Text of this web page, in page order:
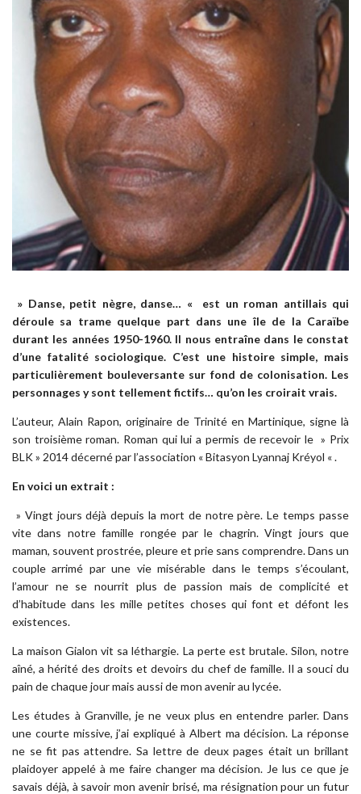
» Danse, petit nègre, danse… «
est un roman antillais qui
déroule sa trame quelque part dans une île de la Caraïbe
durant les années 1950-1960. Il nous entraîne dans le constat
d’une fatalité sociologique. C’est une histoire simple, mais
particulièrement bouleversante sur fond de colonisation. Les
personnages y sont tellement fictifs… qu’on les croirait vrais.
L’auteur, Alain Rapon, originaire de Trinité en Martinique, signe là
son troisième roman. Roman qui lui a permis de recevoir le » Prix
BLK » 2014 décerné par l’association « Bitasyon Lyannaj Kréyol « .
En voici un extrait :
» Vingt jours déjà depuis la mort de notre père. Le temps passe
vite dans notre famille rongée par le chagrin. Vingt jours que
maman, souvent prostrée, pleure et prie sans comprendre. Dans un
couple arrimé par une vie misérable dans le temps s’écoulant,
l’amour ne se nourrit plus de passion mais de complicité et
d’habitude dans les mille petites choses qui font et défont les
existences.
La maison Gialon vit sa léthargie. La perte est brutale. Silon, notre
aîné, a hérité des droits et devoirs du chef de famille. Il a souci du
pain de chaque jour mais aussi de mon avenir au lycée.
Les études à Granville, je ne veux plus en entendre parler. Dans
une courte missive, j’ai expliqué à Albert ma décision. La réponse
ne se fit pas attendre. Sa lettre de deux pages était un brillant
plaidoyer appelé à me faire changer ma décision. Je lus ce que je
savais déjà, à savoir mon avenir brisé, ma résignation pour un futur